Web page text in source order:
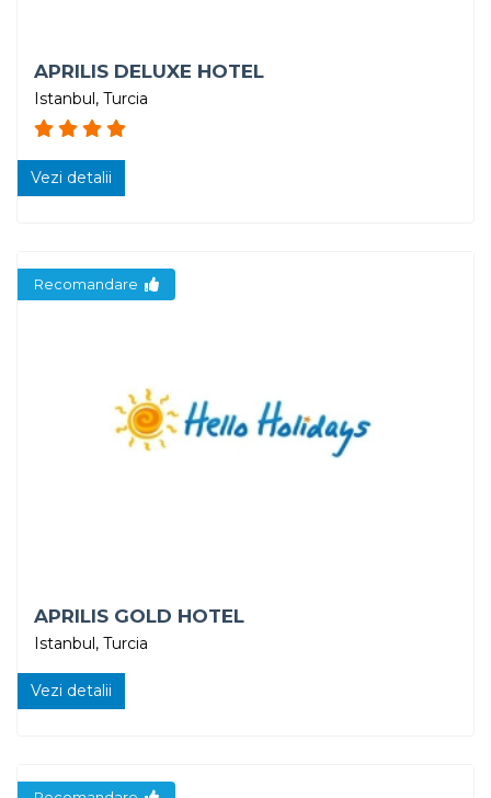
APRILIS DELUXE HOTEL
Istanbul, Turcia
Vezi detalii
Recomandare
APRILIS GOLD HOTEL
Istanbul, Turcia
Vezi detalii